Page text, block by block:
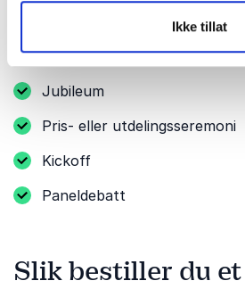
Ikke tillat
Partnerarrangement
Kundearrangement
Jubileum
Pris- eller utdelingsseremoni
Kickoff
Paneldebatt
Slik bestiller du